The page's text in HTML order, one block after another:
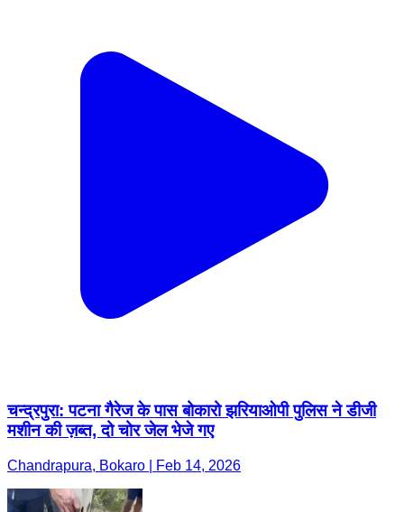
चन्द्रपुरा: पटना गैरेज के पास बोकारो झरियाओपी पुलिस ने डीजी
मशीन की ज़ब्त, दो चोर जेल भेजे गए
Chandrapura, Bokaro | Feb 14, 2026